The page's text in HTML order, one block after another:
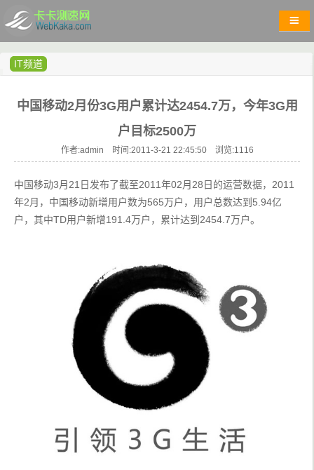
IT频道
中国移动2月份3G用户累计达2454.7万，今年3G用
户目标2500万
作者:admin 时间:2011-3-21 22:45:50 浏览:1116
中国移动3月21日发布了截至2011年02月28日的运营数据，2011
年2月，中国移动新增用户数为565万户，用户总数达到5.94亿
户，其中TD用户新增191.4万户，累计达到2454.7万户。